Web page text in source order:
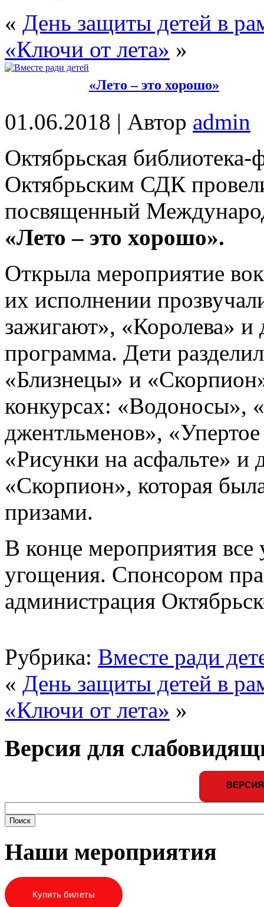
« День защиты детей в
«Ключи от лета» »
«Лето – это хорошо»
01.06.2018 | Автор admin
Октябрьская
Октябрьским СДК
посвященный
«Лето – это хорошо».
Открыла мероприятие
их исполнении
зажигают», «Королева» и
программа. Дети
«Близнецы» и
конкурсах: «Водоносы»,
джентльменов»,
«Рисунки на асфальте» и
«Скорпион», которая
призами.
В конце мероприятия все
угощения. Спонсором
администрация
Рубрика: Вместе ради
« День защиты детей в
«Ключи от лета» »
Версия для
Наши мероприятия
Купить билеты